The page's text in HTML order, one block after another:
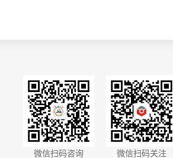
微信扫码咨询 微信扫码关注